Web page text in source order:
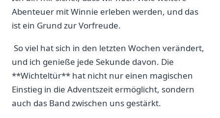
⁤Abenteuer mit Winnie erleben​ werden, und das
ist ein Grund⁣ zur Vorfreude.
‍ ⁢So ‍viel‌ hat sich in den letzten ⁢Wochen verändert,
und ich genieße jede⁣ Sekunde davon.‍ Die
**Wichteltür** hat nicht nur einen magischen⁢
Einstieg in die Adventszeit‌ ermöglicht, ⁣sondern
⁢auch das​ Band zwischen uns ⁢gestärkt.